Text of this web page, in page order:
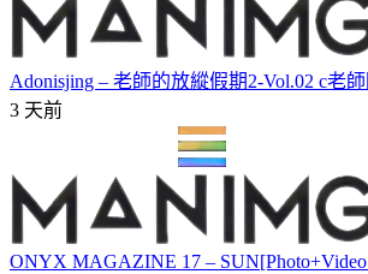
Adonisjing – 老師的放縱假期2-Vol.02 c老
3 天前
ONYX MAGAZINE 17 –